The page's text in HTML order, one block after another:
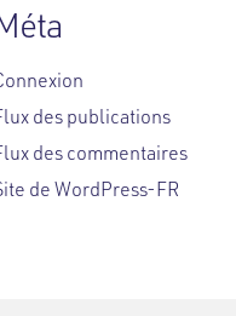
des publications
des commentaires
de WordPress-FR